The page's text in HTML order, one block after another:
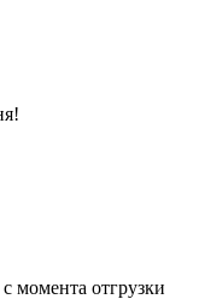
момента отгрузки